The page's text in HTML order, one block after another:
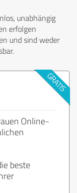
unabhängig
erfolgen
und sind weder
Online-
beste